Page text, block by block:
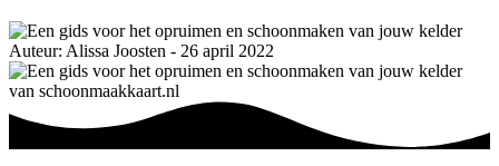
Auteur: Alissa Joosten - 26 april 2022